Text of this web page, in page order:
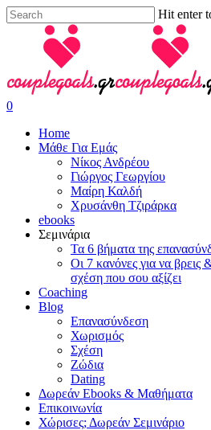
Skip
to
Hit enter
search
0
Home
Μάθε Για Εμάς
Νίκος Ανδρέου
Γιώργος Γεωργίου
Μαίρη Καλδή
Χρυσάνθη Τζιράρκα
ebooks
Σεμινάρια
Τα 6 βήματα της
Οι 7 κανόνες για να βρεις
σχέση που σου αξίζει
Coaching
Blog
Επανασύνδεση
Χωρισμός
Σχέση
Ζώδια
Dating
Δωρεάν Ebooks & Μαθήματα
Επικοινωνία
Χώρισες; Δωρεάν Σεμινάριο